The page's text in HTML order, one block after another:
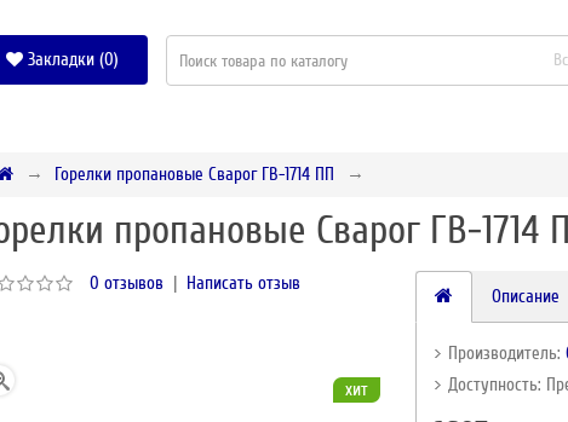
Закладки (0)
Горелки пропановые Сварог ГВ-1714 ПП
пропановые Сварог ГВ-1714
0 отзывов | Написать отзыв
хит
Описание
Производитель:
Доступность: